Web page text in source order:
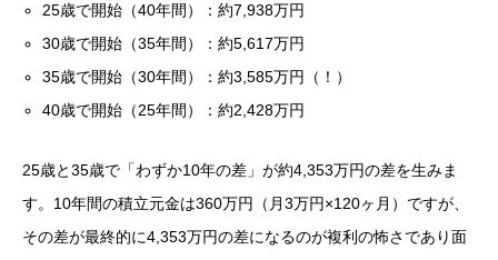
25歳で開始（40年間）：約7,938万円
30歳で開始（35年間）：約5,617万円
35歳で開始（30年間）：約3,585万円（！）
40歳で開始（25年間）：約2,428万円
25歳と35歳で「わずか10年の差」が約4,353万円の差を生みま
す。10年間の積立元金は360万円（月3万円×120ヶ月）ですが、
その差が最終的に4,353万円の差になるのが複利の怖さであり面